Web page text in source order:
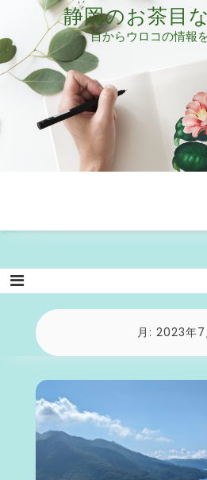
テ
ン
ツ
キ
静岡のお茶目
目からウロコの情報
月:2023年7